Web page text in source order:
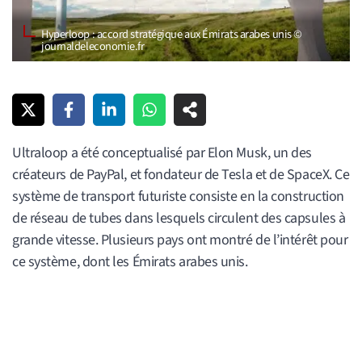
Hyperloop : accord stratégique aux Émirats arabes unis ©
journaldeleconomie.fr
Ultraloop a été conceptualisé par Elon Musk, un des
créateurs de PayPal, et fondateur de Tesla et de SpaceX. Ce
système de transport futuriste consiste en la construction
de réseau de tubes dans lesquels circulent des capsules à
grande vitesse. Plusieurs pays ont montré de l’intérêt pour
ce système, dont les Émirats arabes unis.